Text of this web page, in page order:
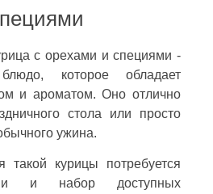
с орехами и специями -
которое обладает
и ароматом. Оно отлично
стола или просто
ужина.
такой курицы потребуется
и набор доступных